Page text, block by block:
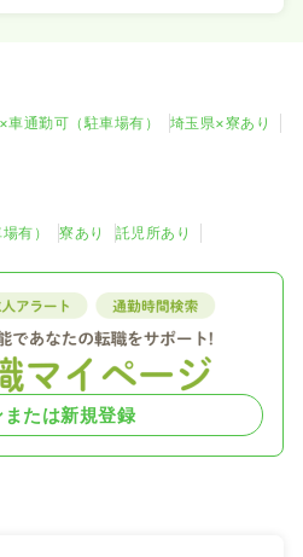
車通勤可（駐車場有）
埼玉県×寮あり
有） 寮あり 託児所あり
または新規登録